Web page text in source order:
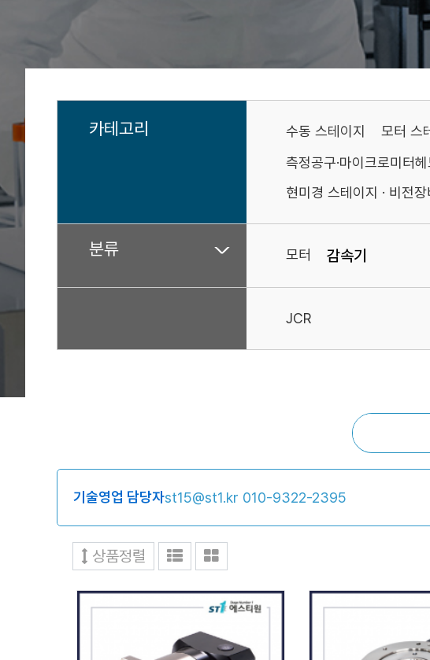
카테고리 수동 스테이지 모터 스
측정공구·마이크로미터
현미경 스테이지 · 비전장
분류 모터 감속기
JCR
기술영업 담당자st15@st1.kr 010-9322-2395
상품정렬